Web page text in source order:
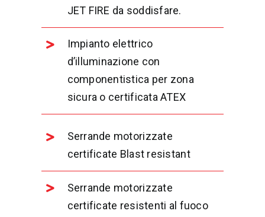
JET FIRE da soddisfare.
Impianto elettrico
d’illuminazione con
componentistica per zona
sicura o certificata ATEX
Serrande motorizzate
certificate Blast resistant
Serrande motorizzate
certificate resistenti al fuoco